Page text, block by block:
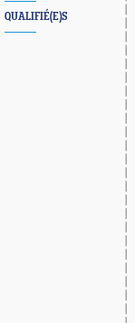
QUALIFIÉ(E)S